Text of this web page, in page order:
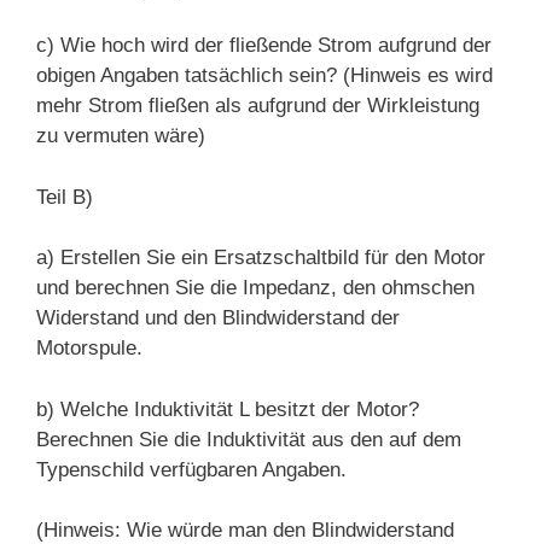
c) Wie hoch wird der fließende Strom aufgrund der
obigen Angaben tatsächlich sein? (Hinweis es wird
mehr Strom fließen als aufgrund der Wirkleistung
zu vermuten wäre)
Teil B)
a) Erstellen Sie ein Ersatzschaltbild für den Motor
und berechnen Sie die Impedanz, den ohmschen
Widerstand und den Blindwiderstand der
Motorspule.
b) Welche Induktivität L besitzt der Motor?
Berechnen Sie die Induktivität aus den auf dem
Typenschild verfügbaren Angaben.
(Hinweis: Wie würde man den Blindwiderstand